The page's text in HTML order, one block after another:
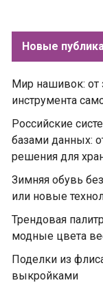
Новые
Мир нашивок: от
инструмента
Российские
базами данных:
решения для
Зимняя обувь
или новые
Трендовая
модные цвета
Поделки из
выкройками